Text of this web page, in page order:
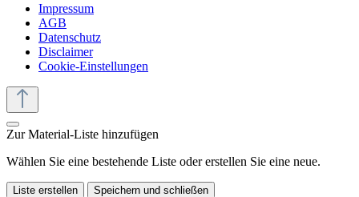
Impressum
AGB
Datenschutz
Disclaimer
Cookie-Einstellungen
Zur Material-Liste hinzufügen
Wählen Sie eine bestehende Liste oder erstellen Sie eine neue.
Liste erstellen Speichern und schließen